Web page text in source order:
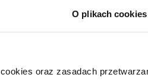
O plikach cookies
oraz zasadach